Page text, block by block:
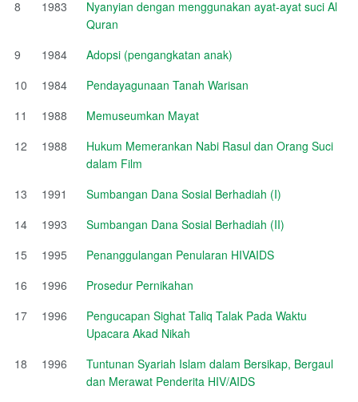
8
1983
Nyanyian dengan menggunakan ayat-ayat suci Al
Quran
9
1984
Adopsi (pengangkatan anak)
10
1984
Pendayagunaan Tanah Warisan
11
1988
Memuseumkan Mayat
12
1988
Hukum Memerankan Nabi Rasul dan Orang Suci
dalam Film
13
1991
Sumbangan Dana Sosial Berhadiah (I)
14
1993
Sumbangan Dana Sosial Berhadiah (II)
15
1995
Penanggulangan Penularan HIVAIDS
16
1996
Prosedur Pernikahan
17
1996
Pengucapan Sighat Taliq Talak Pada Waktu
Upacara Akad Nikah
18
1996
Tuntunan Syariah Islam dalam Bersikap, Bergaul
dan Merawat Penderita HIV/AIDS